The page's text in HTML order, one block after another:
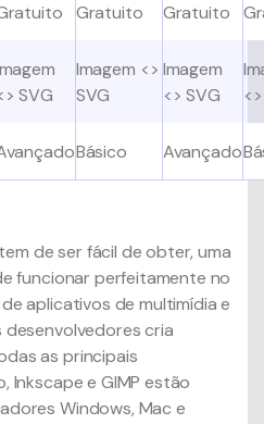
Gratuito Gratuito
SVG
Imagem <>
SVG
Imagem
<> SVG
Básico Avançado
de ser fácil de obter, uma
funcionar perfeitamente no
aplicativos de multimídia e
desenvolvedores cria
as principais
Inkscape e GIMP estão
Windows, Mac e